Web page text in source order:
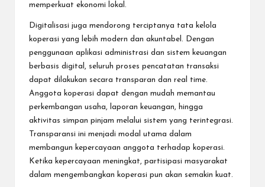
memperkuat ekonomi lokal.
Digitalisasi juga mendorong terciptanya tata kelola
koperasi yang lebih modern dan akuntabel. Dengan
penggunaan aplikasi administrasi dan sistem keuangan
berbasis digital, seluruh proses pencatatan transaksi
dapat dilakukan secara transparan dan real time.
Anggota koperasi dapat dengan mudah memantau
perkembangan usaha, laporan keuangan, hingga
aktivitas simpan pinjam melalui sistem yang terintegrasi.
Transparansi ini menjadi modal utama dalam
membangun kepercayaan anggota terhadap koperasi.
Ketika kepercayaan meningkat, partisipasi masyarakat
dalam mengembangkan koperasi pun akan semakin kuat.